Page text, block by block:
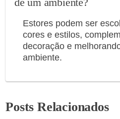
Estores podem ser
cores e estilos,
decoração e
ambiente.
Posts Relacionados